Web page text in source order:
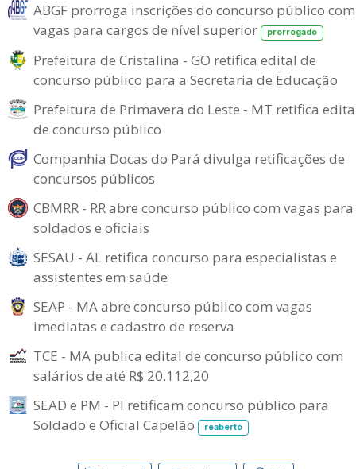
ABGF prorroga inscrições do concurso público com
vagas para cargos de nível superior
prorrogado
Prefeitura de Cristalina - GO retifica edital de
concurso público para a Secretaria de Educação
Prefeitura de Primavera do Leste - MT retifica
de concurso público
Companhia Docas do Pará divulga retificações de
concursos públicos
CBMRR - RR abre concurso público com vagas para
soldados e oficiais
SESAU - AL retifica concurso para especialistas e
assistentes em saúde
SEAP - MA abre concurso público com vagas
imediatas e cadastro de reserva
TCE - MA publica edital de concurso público com
salários de até R$ 20.112,20
SEAD e PM - PI retificam concurso público para
Soldado e Oficial Capelão
reaberto